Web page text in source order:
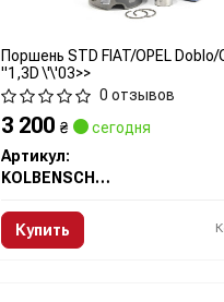
Поршень STD FIAT/OPEL
"1,3D \'\'03>>
0 отзывов
3 200₴
сегодня
Артикул:
KOLBENSCHMIDT
Купить